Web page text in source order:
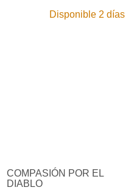
Disponible 2 días
COMPASIÓN POR EL
DIABLO